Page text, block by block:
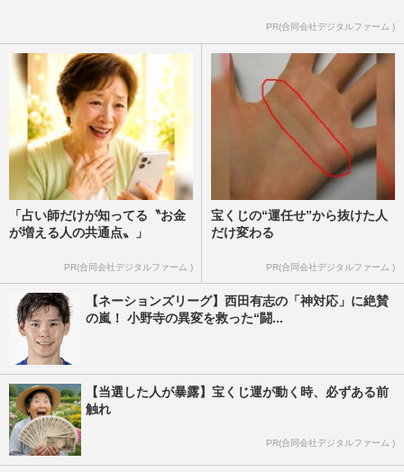
PR(合同会社デジタルファーム )
「占い師だけが知ってる〝お金
が増える人の共通点〟」
PR(合同会社デジタルファーム )
宝くじの“運任せ”から抜けた人
だけ変わる
PR(合同会社デジタルファーム )
【ネーションズリーグ】西田有志の「神対応」に絶賛
の嵐！ 小野寺の異変を救った“闘...
【当選した人が暴露】宝くじ運が動く時、必ずある前
触れ
PR(合同会社デジタルファーム )